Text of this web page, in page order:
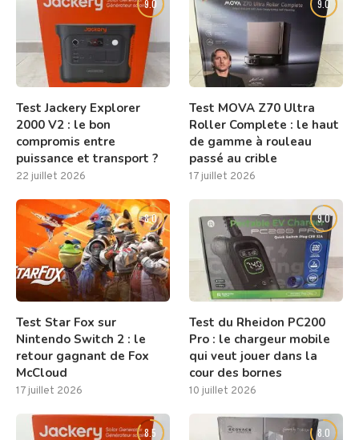
9.0
Test Jackery Explorer
2000 V2 : le bon
compromis entre
puissance et transport ?
22 juillet 2026
9.0
Test MOVA Z70 Ultra
Roller Complete : le haut
de gamme à rouleau
passé au crible
17 juillet 2026
8.0
Test Star Fox sur
Nintendo Switch 2 : le
retour gagnant de Fox
McCloud
17 juillet 2026
9.0
Test du Rheidon PC200
Pro : le chargeur mobile
qui veut jouer dans la
cour des bornes
10 juillet 2026
8.5 8.0